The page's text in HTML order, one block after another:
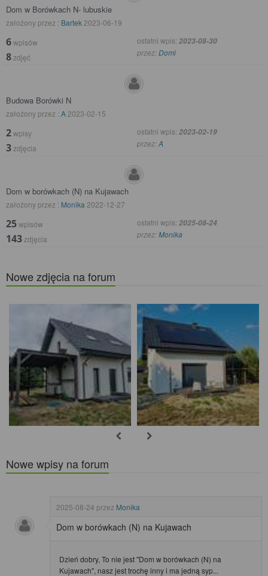
Dom w Borówkach N- lubuskie
założony przez : Bartek 2023-06-19
6wpisów
8 zdjęć
ostatni wpis: 2023-08-30
przez:Domi
Budowa Borówki N
założony przez : A 2023-02-15
2wpisy
3 zdjęcia
ostatni wpis: 2023-02-19
przez:A
Dom w borówkach (N) na Kujawach
założony przez : Monika 2022-12-27
25wpisów
143 zdjęcia
ostatni wpis: 2025-08-24
przez:Monika
Nowe zdjęcia na forum
Nowe wpisy na forum
2025-08-24 przez Monika
Dom w borówkach (N) na Kujawach
Dzień dobry, To nie jest "Dom w borówkach (N) na
Kujawach", nasz jest trochę inny i ma jedną syp...